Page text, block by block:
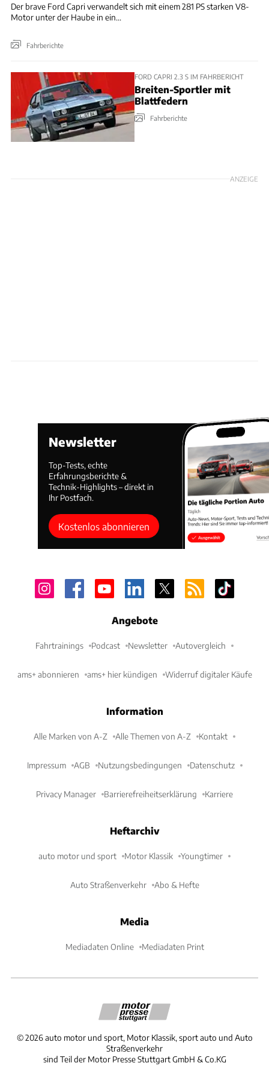
Der brave Ford Capri verwandelt sich mit einem 281 PS starken V8-
Motor unter der Haube in ein...
Fahrberichte
FORD CAPRI 2.3 S IM FAHRBERICHT
Breiten-Sportler mit
Blattfedern
Fahrberichte
ANZEIGE
Newsletter
Top-Tests, echte
Erfahrungsberichte &
Technik-Highlights – direkt in
Ihr Postfach.
Kostenlos abonnieren
Angebote
Fahrtrainings Podcast Newsletter Autovergleich
ams+ abonnieren ams+ hier kündigen Widerruf digitaler Käufe
Information
Alle Marken von A-Z Alle Themen von A-Z Kontakt
Impressum AGB Nutzungsbedingungen Datenschutz
Privacy Manager Barrierefreiheitserklärung Karriere
Heftarchiv
auto motor und sport Motor Klassik Youngtimer
Auto Straßenverkehr Abo & Hefte
Media
Mediadaten Online Mediadaten Print
©2026 auto motor und sport, Motor Klassik, sport auto und Auto
Straßenverkehr
sind Teil der Motor Presse Stuttgart GmbH & Co.KG